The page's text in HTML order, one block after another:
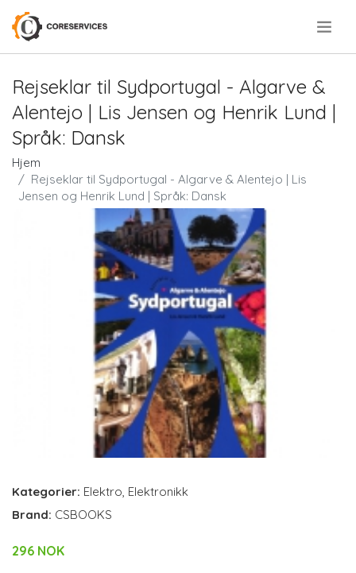
Rejseklar til Sydportugal - Algarve &
Alentejo | Lis Jensen og Henrik Lund |
Språk: Dansk
Hjem
Rejseklar til Sydportugal - Algarve & Alentejo | Lis
Jensen og Henrik Lund | Språk: Dansk
Kategorier: Elektro Elektronikk
Brand: CSBOOKS
296 NOK